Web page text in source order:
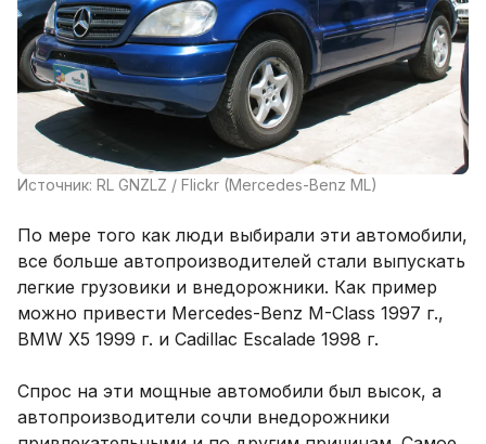
Источник: RL GNZLZ / Flickr (Mercedes-Benz ML)
По мере того как люди выбирали эти автомобили,
все больше автопроизводителей стали выпускать
легкие грузовики и внедорожники. Как пример
можно привести Mercedes-Benz M-Class 1997 г.,
BMW X5 1999 г. и Cadillac Escalade 1998 г.
Спрос на эти мощные автомобили был высок, а
автопроизводители сочли внедорожники